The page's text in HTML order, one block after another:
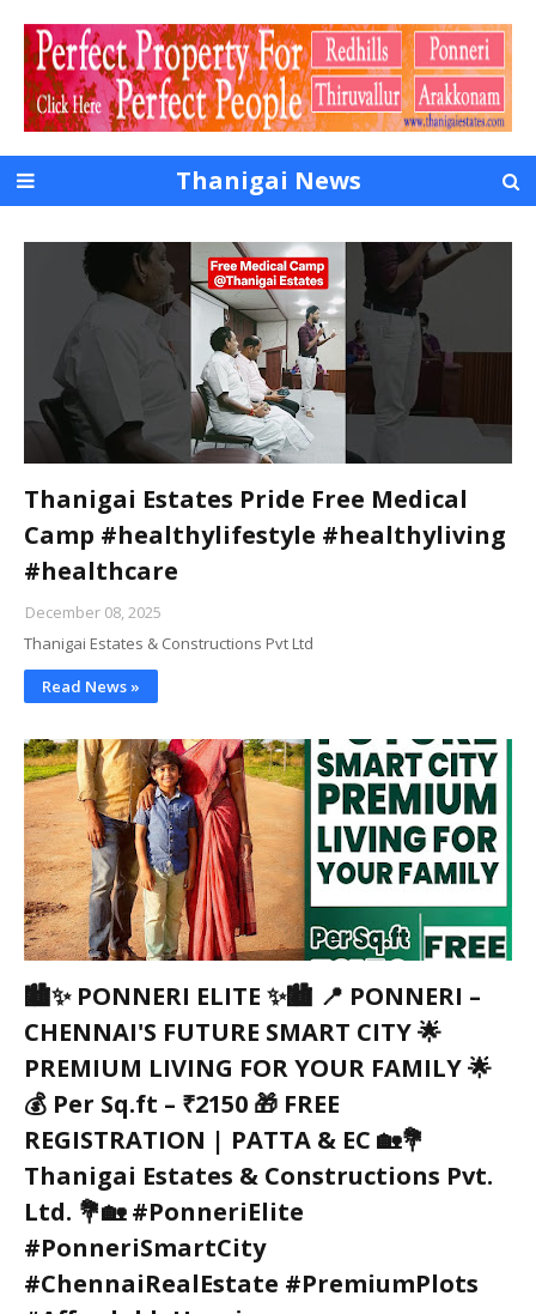
Thanigai News
Thanigai Estates Pride Free Medical
Camp #healthylifestyle #healthyliving
#healthcare
December 08, 2025
Thanigai Estates & Constructions Pvt Ltd
Read News »
🏙✨ PONNERI ELITE ✨🏙 📍 PONNERI –
CHENNAI'S FUTURE SMART CITY 🌟
PREMIUM LIVING FOR YOUR FAMILY 🌟
💰 Per Sq.ft – ₹2150 🎁 FREE
REGISTRATION | PATTA & EC 🏡💐
Thanigai Estates & Constructions Pvt.
Ltd. 💐🏡 #PonneriElite
#PonneriSmartCity
#ChennaiRealEstate #PremiumPlots